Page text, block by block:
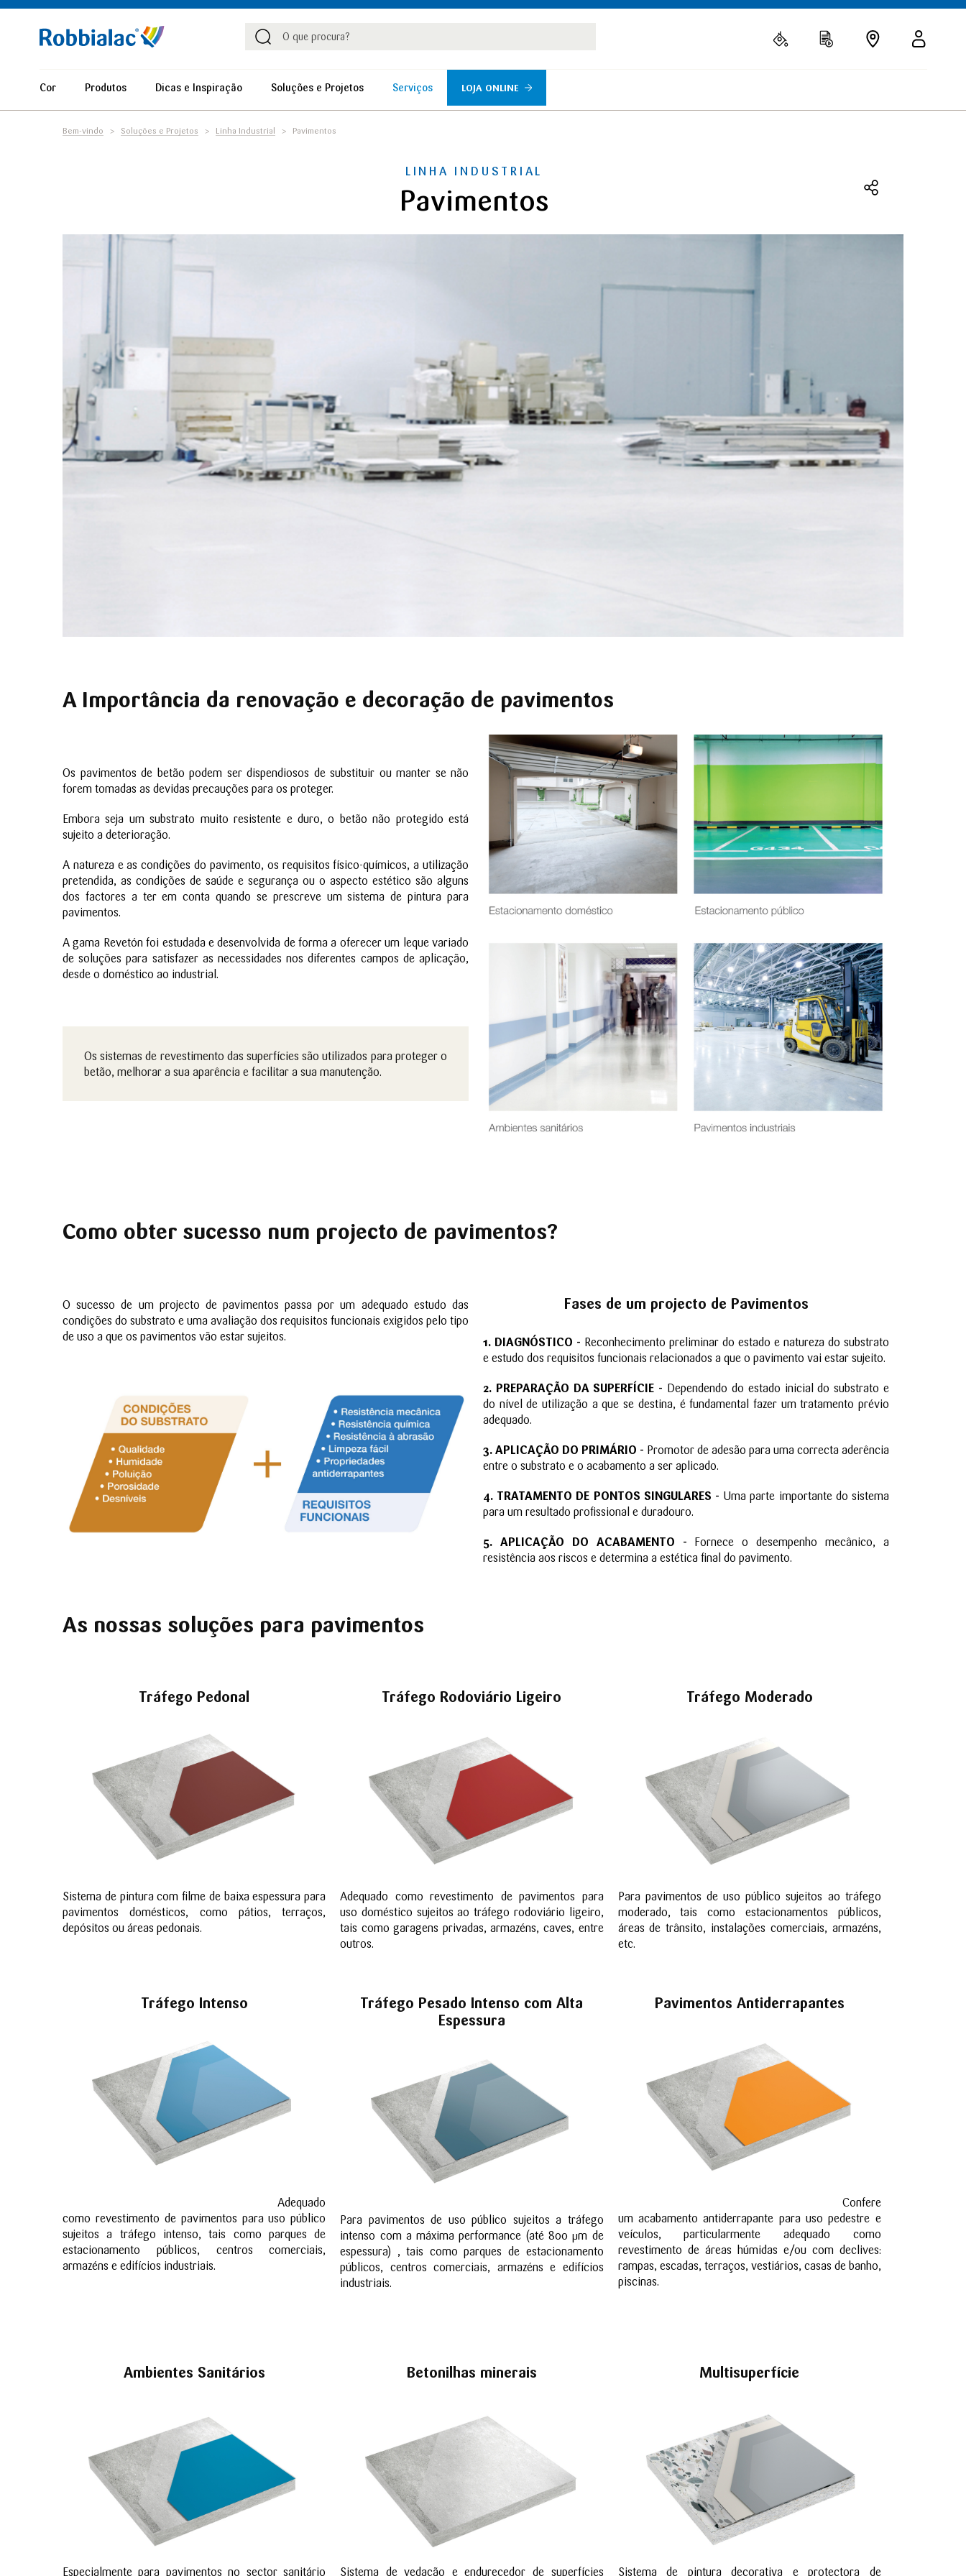
Procurar
Procurar
Cor Produtos Dicas e Inspiração Soluções e Projetos Serviços LOJA ONLINE
Bem-vindo Soluções e Projetos Linha Industrial Pavimentos
LINHA INDUSTRIAL
Pavimentos
A Importância da renovação e decoração de pavimentos
Os pavimentos de betão podem ser dispendiosos de substituir ou manter se não
forem tomadas as devidas precauções para os proteger.
Embora seja um substrato muito resistente e duro, o betão não protegido está
sujeito a deterioração.
A natureza e as condições do pavimento, os requisitos físico-químicos, a utilização
pretendida, as condições de saúde e segurança ou o aspecto estético são alguns
dos factores a ter em conta quando se prescreve um sistema de pintura para
pavimentos.
A gama Revetón foi estudada e desenvolvida de forma a oferecer um leque variado
de soluções para satisfazer as necessidades nos diferentes campos de aplicação,
desde o doméstico ao industrial.
Os sistemas de revestimento das superfícies são utilizados para proteger o
betão, melhorar a sua aparência e facilitar a sua manutenção.
Como obter sucesso num projecto de pavimentos?
O sucesso de um projecto de pavimentos passa por um adequado estudo das
condições do substrato e uma avaliação dos requisitos funcionais exigidos pelo tipo
de uso a que os pavimentos vão estar sujeitos.
Fases de um projecto de Pavimentos
1. DIAGNÓSTICO - Reconhecimento preliminar do estado e natureza do substrato
e estudo dos requisitos funcionais relacionados a que o pavimento vai estar sujeito.
2. PREPARAÇÃO DA SUPERFÍCIE - Dependendo do estado inicial do substrato e
do nível de utilização a que se destina, é fundamental fazer um tratamento prévio
adequado.
3. APLICAÇÃO DO PRIMÁRIO - Promotor de adesão para uma correcta aderência
entre o substrato e o acabamento a ser aplicado.
4. TRATAMENTO DE PONTOS SINGULARES - Uma parte importante do sistema
para um resultado profissional e duradouro.
5. APLICAÇÃO DO ACABAMENTO - Fornece o desempenho mecânico, a
resistência aos riscos e determina a estética final do pavimento.
As nossas soluções para pavimentos
Tráfego Pedonal
Sistema de pintura com filme de baixa espessura para
pavimentos domésticos, como pátios, terraços,
depósitos ou áreas pedonais.
Tráfego Rodoviário Ligeiro
Adequado como revestimento de pavimentos para
uso doméstico sujeitos ao tráfego rodoviário ligeiro,
tais como garagens privadas, armazéns, caves, entre
outros.
Tráfego Moderado
Para pavimentos de uso público sujeitos ao tráfego
moderado, tais como estacionamentos públicos,
áreas de trânsito, instalações comerciais, armazéns,
etc.
Tráfego Intenso
Adequado
como revestimento de pavimentos para uso público
sujeitos a tráfego intenso, tais como parques de
estacionamento públicos, centros comerciais,
armazéns e edifícios industriais.
Tráfego Pesado Intenso com Alta
Espessura
Para pavimentos de uso público sujeitos a tráfego
intenso com a máxima performance (até 800 μm de
espessura) , tais como parques de estacionamento
públicos, centros comerciais, armazéns e edifícios
industriais.
Pavimentos Antiderrapantes
Confere
um acabamento antiderrapante para uso pedestre e
veículos, particularmente adequado como
revestimento de áreas húmidas e/ou com declives:
rampas, escadas, terraços, vestiários, casas de banho,
piscinas.
Ambientes Sanitários
Especialmente para pavimentos no sector sanitário
Betonilhas minerais
Sistema de vedação e endurecedor de superfícies
Multisuperfície
Sistema de pintura decorativa e protectora de